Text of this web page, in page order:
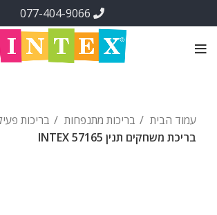
עמוד הבית בריכות מתנפחות
בריכות
בריכת משחקים תנין INTEX 57165